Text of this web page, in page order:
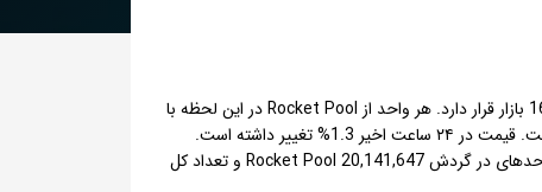
Rocket Pool با نماد اختصاری RPL یک ارز دیجیتال یا شکلی از دارایی دیجیتال است که با ارزش بازار حدود 743,585,000 دلار، در رتبه 164 بازار قرار دارد. هر واحد از Rocket Pool در این لحظه با
قیمت 1.54 دلار، با احتساب نرخ تتر 186,198 تومان معادل 286,744 تومان معامله می شود و حجم مبادلات روزانه آن 11801431 دلار است. قیمت در ۲۴ ساعت اخیر 1.3% تغییر داشته است.
بالاترین قیمت Rocket Pool در تاریخ 7 اُم June سال 2023 معادل 69.8 دلار بوده که همینک %97 پایین تر از آن زمان قرار دارد. تعداد واحدهای در گردش Rocket Pool 20,141,647 و تعداد کل